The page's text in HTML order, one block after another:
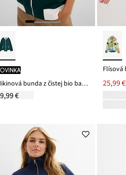
Mikinová bunda z čistej bio bavlny
€
25,99 €